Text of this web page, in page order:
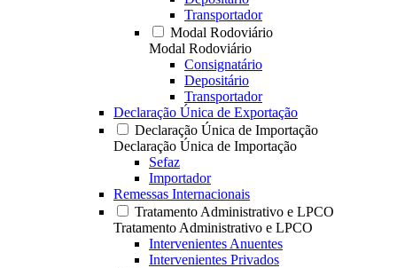
Transportador
Modal Rodoviário
Modal Rodoviário
Consignatário
Depositário
Transportador
Declaração Única de Exportação
Declaração Única de Importação
Declaração Única de Importação
Sefaz
Importador
Remessas Internacionais
Tratamento Administrativo e LPCO
Tratamento Administrativo e LPCO
Intervenientes Anuentes
Intervenientes Privados